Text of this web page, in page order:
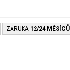
ZÁRUKA 12/24 MĚSÍCŮ